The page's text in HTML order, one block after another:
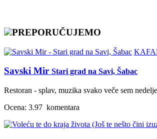
PREPORUČUJEMO
Savski Mir Stari grad na Savi, Šabac
Restoran - splav, muzika svako veče sem
Ocena: 3.97 komentara